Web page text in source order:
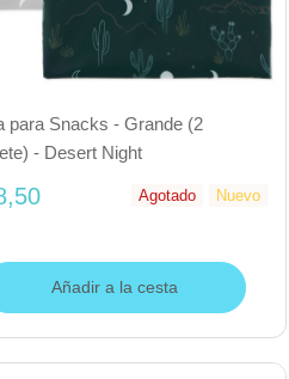
para Snacks - Grande (2
- Desert Night
Agotado Nuevo
Añadir a la cesta